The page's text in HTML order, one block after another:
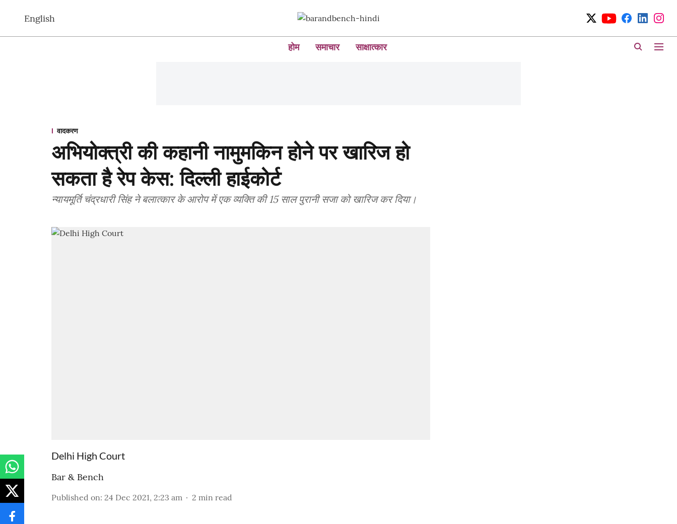
English
होम समाचार साक्षात्कार
वादकरण
अभियोक्त्री की कहानी नामुमकिन होने पर खारिज हो
सकता है रेप केस: दिल्ली हाईकोर्ट
न्यायमूर्ति चंद्रधारी सिंह ने बलात्कार के आरोप में एक व्यक्ति की 15 साल पुरानी सजा को खारिज कर दिया।
Delhi High Court
Bar & Bench
Published on: 24 Dec 2021, 2:23 am 2 min read